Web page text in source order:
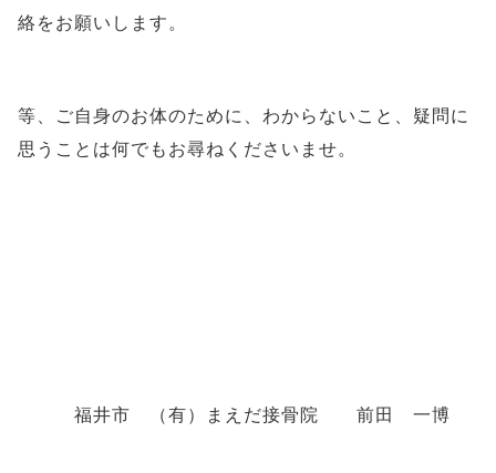
絡をお願いします。
等、ご自身のお体のために、わからないこと、疑問に
思うことは何でもお尋ねくださいませ。
福井市 （有）まえだ接骨院 前田 一博